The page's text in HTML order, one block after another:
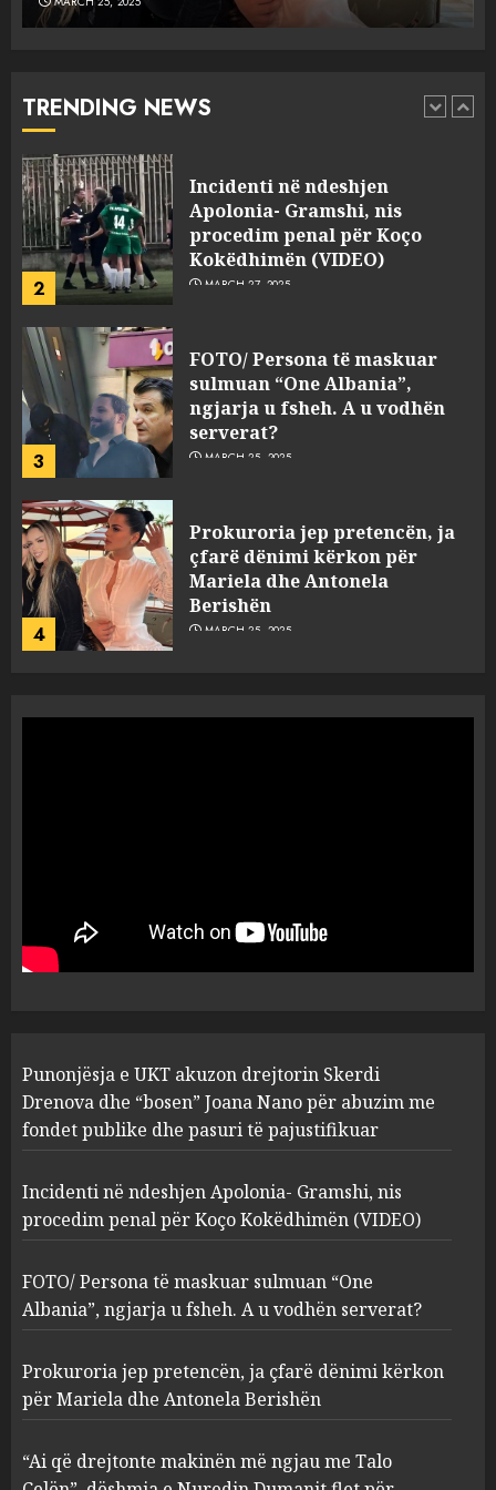
TRENDING NEWS
1
Punonjësja e UKT akuzon
pasuri të pajustifikuar
2
Incidenti në ndeshjen
Apolonia- Gramshi, nis
procedim penal për Koço
Kokëdhimën (VIDEO)
MARCH 27, 2025
3
FOTO/ Persona të maskuar
sulmuan “One Albania”,
ngjarja u fsheh. A u vodhën
serverat?
MARCH 25, 2025
4
Prokuroria jep pretencën, ja
çfarë dënimi kërkon për
Mariela dhe Antonela
Berishën
MARCH 25, 2025
1
“bosen” Joana Nano për
abuzim me fondet publike dhe
pasuri të pajustifikuar
2
Apolonia- Gramshi, nis
procedim penal për Koço
Kokëdhimën (VIDEO)
MARCH 27, 2025
3
FOTO/ Persona të maskuar
sulmuan “One Albania”,
ngjarja u fsheh. A u vodhën
serverat?
Prokuroria jep pretencën, ja
çfarë dënimi kërkon për
Berishën
Punonjësja e UKT akuzon drejtorin Skerdi
Drenova dhe “bosen” Joana Nano për abuzim me
fondet publike dhe pasuri të pajustifikuar
Incidenti në ndeshjen Apolonia- Gramshi, nis
procedim penal për Koço Kokëdhimën (VIDEO)
FOTO/ Persona të maskuar sulmuan “One
Albania”, ngjarja u fsheh. A u vodhën serverat?
Prokuroria jep pretencën, ja çfarë dënimi kërkon
për Mariela dhe Antonela Berishën
“Ai që drejtonte makinën më ngjau me Talo